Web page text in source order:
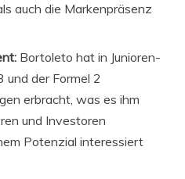
auch die Markenpräsenz
Bortoleto hat in Junioren-
und der Formel 2
erbracht, was es ihm
und Investoren
Potenzial interessiert